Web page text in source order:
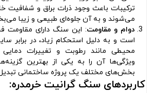
ترکیبات باعث وجود ذرات براق و
می‌شوند و به آن جلوه‌ای طبیعی و زیبا
دوام و مقاومت: این سنگ دارای مقاومت
است و به دلیل استحکام زیاد، در برابر
محیطی مانند رطوبت و تغییرات
ویژگی‌ها آن را به یکی از بهترین
بخش‌های مختلف یک پروژه ساختمانی
کاربردهای سنگ گرانیت خرمدره: